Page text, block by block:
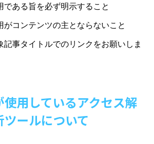
である旨を必ず明示すること
がコンテンツの主とならないこと
事タイトルでのリンクをお願いしま
使用しているアクセス解
ツールについて